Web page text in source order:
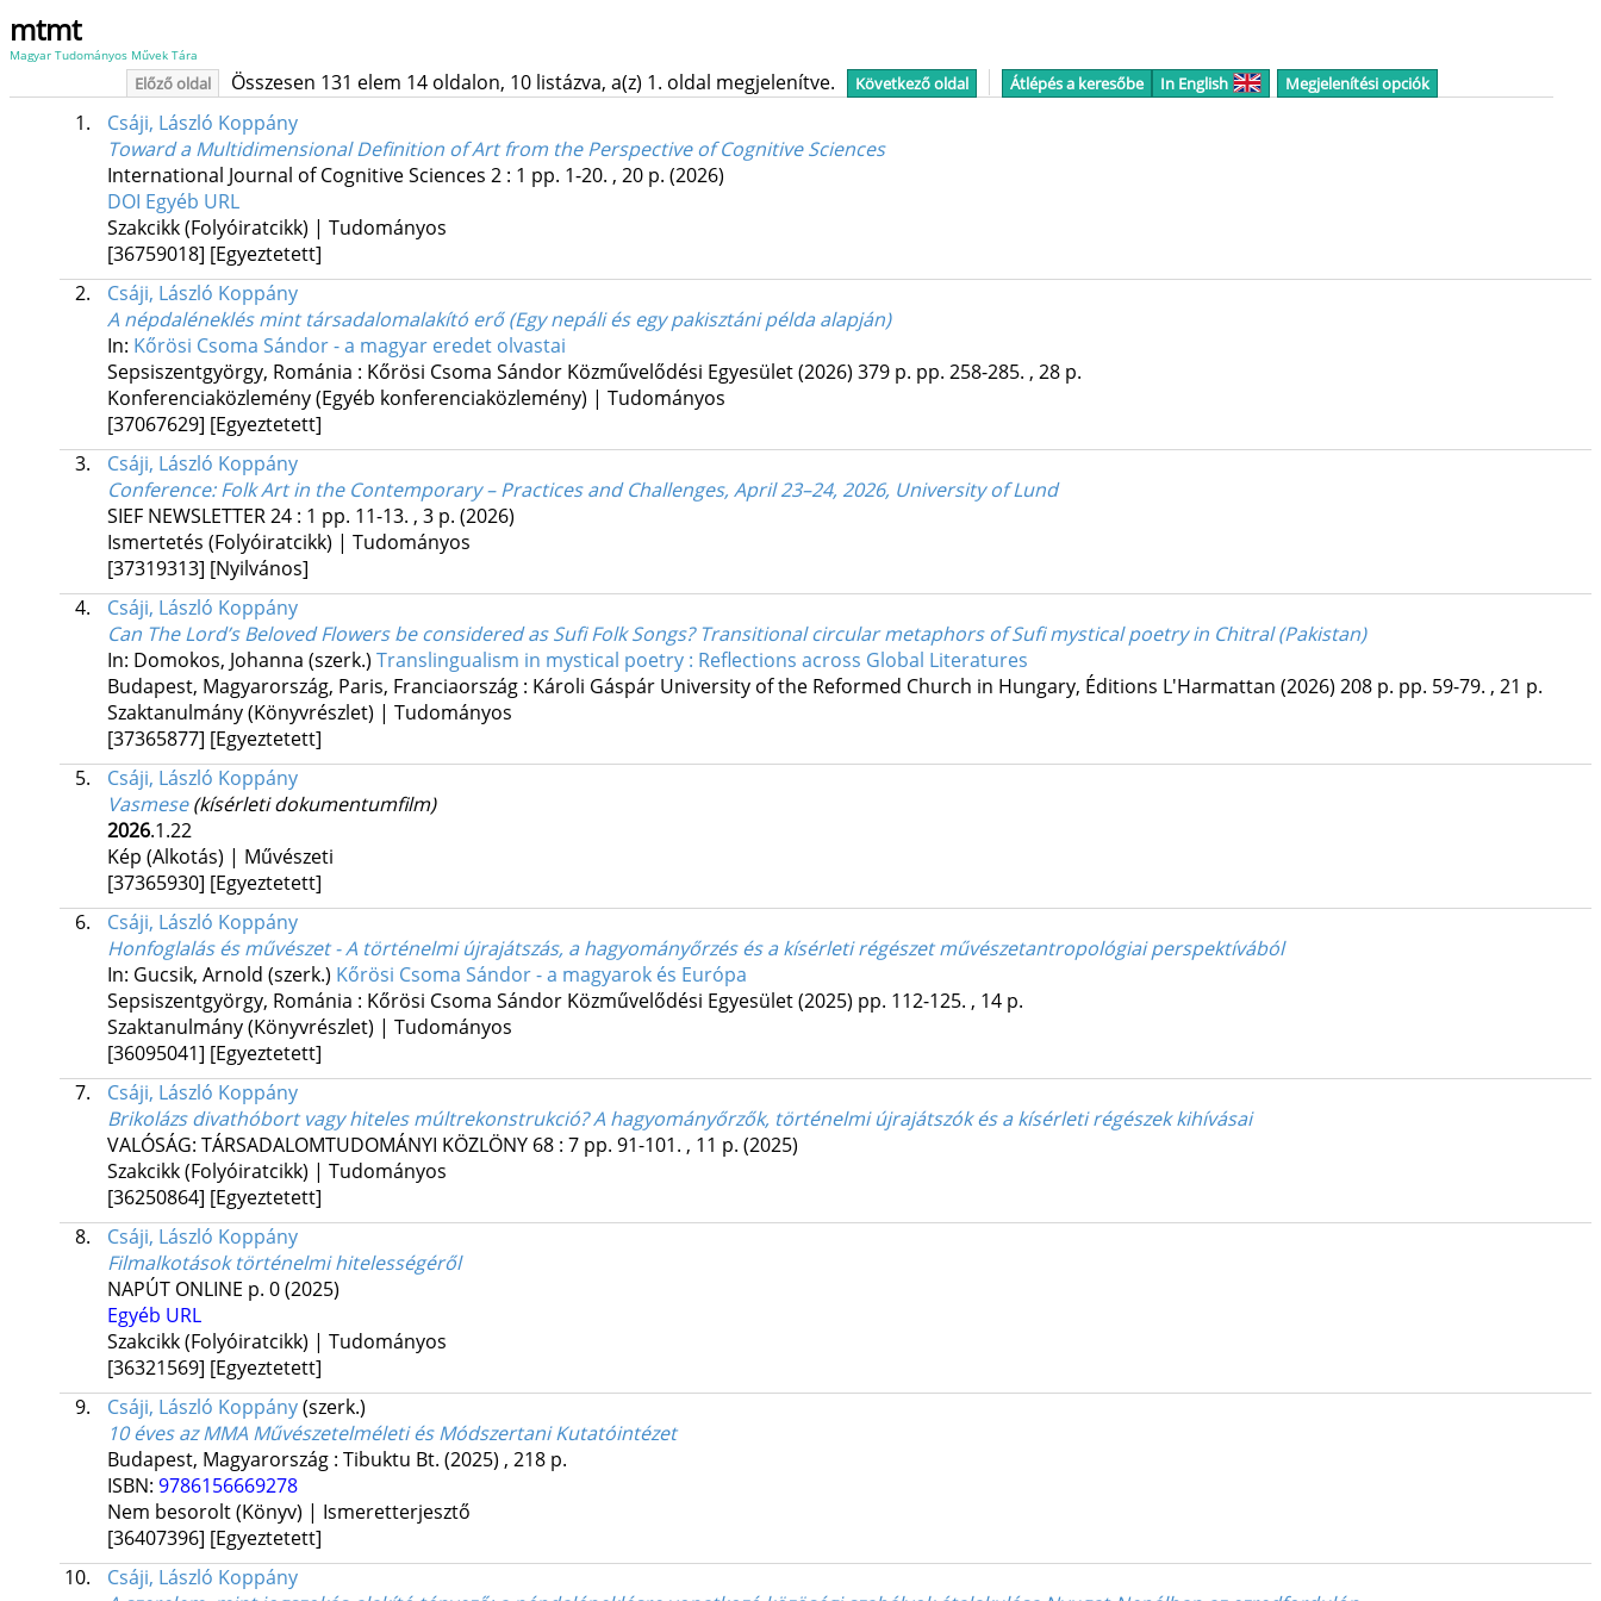
mtmt
Magyar Tudományos Művek Tára
Előző oldal Összesen 131 elem 14 oldalon, 10 listázva, a(z) 1. oldal megjelenítve. Következő oldal Átlépés a keresőbe In English Megjelenítési opciók
1.
Csáji, László Koppány
Toward a Multidimensional Definition of Art from the Perspective of Cognitive Sciences
International Journal of Cognitive Sciences 2: 1 pp. 1-20. , 20 p. (2026)
DOI Egyéb URL
Szakcikk (Folyóiratcikk) | Tudományos
[36759018] [Egyeztetett]
2.
Csáji, László Koppány
A népdaléneklés mint társadalomalakító erő (Egy nepáli és egy pakisztáni példa alapján)
In: Kőrösi Csoma Sándor - a magyar eredet olvastai
Sepsiszentgyörgy, Románia : Kőrösi Csoma Sándor Köz­művelődési Egyesület(2026) 379 p. pp. 258-285. , 28 p.
Konferenciaközlemény (Egyéb konferenciaközlemény) | Tudományos
[37067629] [Egyeztetett]
3.
Csáji, László Koppány
Conference: Folk Art in the Contemporary – Practices and Challenges, April 23–24, 2026, University of Lund
SIEF NEWSLETTER24: 1 pp. 11-13. , 3 p. (2026)
Ismertetés (Folyóiratcikk) | Tudományos
[37319313] [Nyilvános]
4.
Csáji, László Koppány
Can The Lord’s Beloved Flowers be considered as Sufi Folk Songs? Transitional circular metaphors of Sufi mystical poetry in Chitral (Pakistan)
In: Domokos, Johanna (szerk.) Translingualism in mystical poetry : Reflections across Global Literatures
Budapest, Magyarország, Paris, Franciaország : Károli Gáspár University of the Reformed Church in Hungary, Éditions L'Harmattan (2026) 208 p. pp. 59-79. , 21 p.
Szaktanulmány (Könyvrészlet) | Tudományos
[37365877] [Egyeztetett]
5.
Csáji, László Koppány
Vasmese(kísérleti dokumentumfilm)
2026.1.22
Kép (Alkotás) | Művészeti
[37365930] [Egyeztetett]
6.
Csáji, László Koppány
Honfoglalás és művészet - A történelmi újrajátszás, a hagyományőrzés és a kísérleti régészet művészetantropológiai perspektívából
In: Gucsik, Arnold (szerk.) Kőrösi Csoma Sándor - a magyarok és Európa
Sepsiszentgyörgy, Románia : Kőrösi Csoma Sándor Közművelődési Egyesület(2025) pp. 112-125. , 14 p.
Szaktanulmány (Könyvrészlet) | Tudományos
[36095041] [Egyeztetett]
7.
Csáji, László Koppány
Brikolázs divathóbort vagy hiteles múltrekonstrukció? A hagyományőrzők, történelmi újrajátszók és a kísérleti régészek kihívásai
VALÓSÁG: TÁRSADALOMTUDOMÁNYI KÖZLÖNY 68: 7 pp. 91-101. , 11 p. (2025)
Szakcikk (Folyóiratcikk) | Tudományos
[36250864] [Egyeztetett]
8.
Csáji, László Koppány
Filmalkotások történelmi hitelességéről
NAPÚT ONLINE p. 0(2025)
Egyéb URL
Szakcikk (Folyóiratcikk) | Tudományos
[36321569] [Egyeztetett]
9.
Csáji, László Koppány(szerk.)
10 éves az MMA Művészetelméleti és Módszertani Kutatóintézet
Budapest, Magyarország : Tibuktu Bt. (2025) , 218 p.
ISBN: 9786156669278
Nem besorolt (Könyv) | Ismeretterjesztő
[36407396] [Egyeztetett]
10.
Csáji, László Koppány